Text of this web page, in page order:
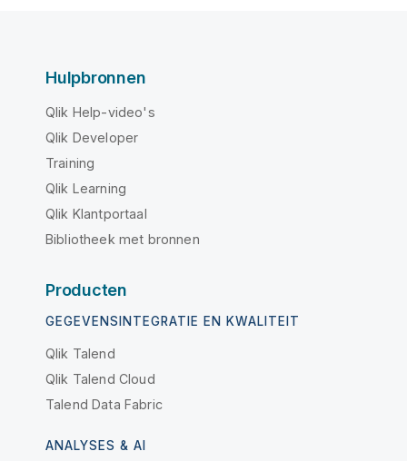
Hulpbronnen
Qlik Help-video's
Qlik Developer
Training
Qlik Learning
Qlik Klantportaal
Bibliotheek met bronnen
Producten
GEGEVENSINTEGRATIE EN KWALITEIT
Qlik Talend
Qlik Talend Cloud
Talend Data Fabric
ANALYSES & AI